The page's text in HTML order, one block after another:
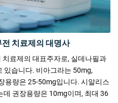
치료제의 대명사
료제의 대표주자로, 실데나필과
있습니다. 비아그라는 50mg,
용량은 25-50mg입니다. 시알리스
데 권장용량은 10mg이며, 최대 36